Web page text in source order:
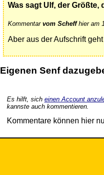
Was sagt Ulf, der Größte,
Kommentar vom Scheffhier am
Aber aus der Aufschrift
Eigenen Senf
Es hilft, sich einen Account
kannste auch kommentieren.
Kommentare können hier